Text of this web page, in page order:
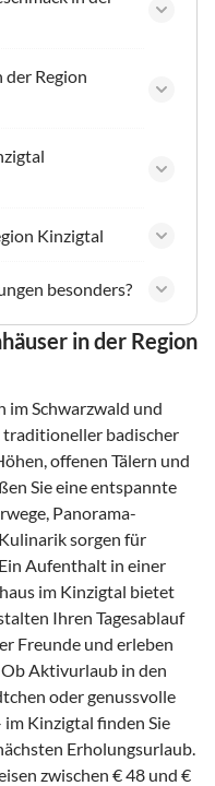
der Region
Kinzigtal
besonders?
in der Region
im Schwarzwald und
badischer
offenen Tälern und
Sie eine entspannte
Panorama-
sorgen für
Aufenthalt in einer
im Kinzigtal bietet
Ihren Tagesablauf
Freunde und erleben
Aktivurlaub in den
oder genussvolle
im Kinzigtal finden Sie
Erholungsurlaub.
zwischen € 48 und €